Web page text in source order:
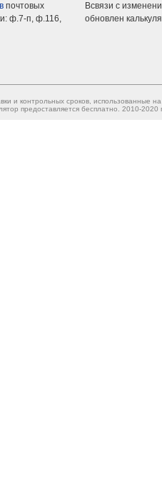
почтовых
ф.7-п, ф.116,
Всвязи с
обновлен
и контрольных сроков, использованные
предоставляется бесплатно. 2010-2020